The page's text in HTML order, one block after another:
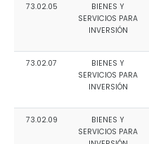
73.02.05
BIENES Y
SERVICIOS PARA
INVERSIÓN
73.02.07
BIENES Y
SERVICIOS PARA
INVERSIÓN
73.02.09
BIENES Y
SERVICIOS PARA